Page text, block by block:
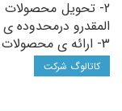
2- تحویل محصولات
المقدرو درمحدوده
3- ارائه ی محصولات و خدمات با مناسب ترین قیمت
کاتالوگ شرکت